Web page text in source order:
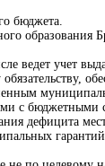
бюджета.
ведет учет
с бюджетными
дефицита